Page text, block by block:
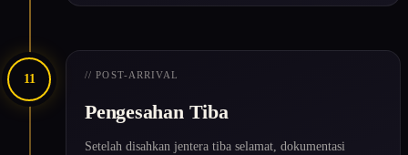
11 // POST-ARRIVAL
Pengesahan Tiba
Setelah disahkan jentera tiba selamat, dokumentasi